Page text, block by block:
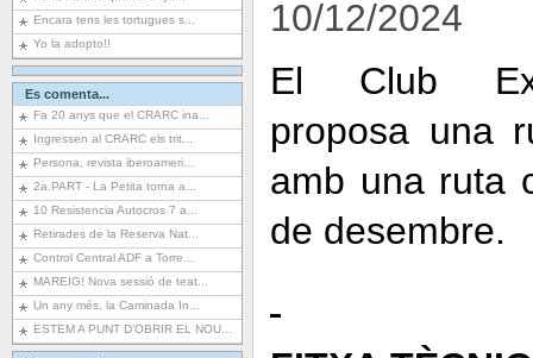
Encara tens les tortugues s...
Yo la adopto!!
Es comenta...
Fa 20 anys que el CRARC ina...
Ingressen al CRARC els trit...
Persona, revista iberoameri...
2a.PART - La Petita torna a...
10 Resistencia Autocros 7 a...
Retirades de la Reserva Nat...
Control Central ADF a Torre...
MAREIG! Nova sessió de teat...
Un any més, la Caminada In...
ESTEM A PUNT D’OBRIR EL NOU...
10/12/2024
El Club
proposa una
amb una ruta
de desembre.